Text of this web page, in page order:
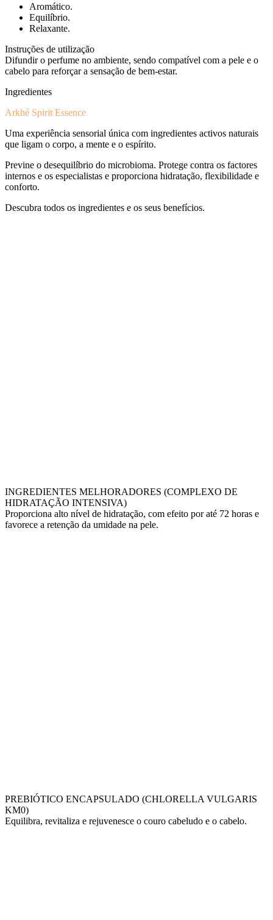
Aromático.
Equilíbrio.
Relaxante.
Instruções de utilização
Difundir o perfume no ambiente, sendo compatível com a pele e o
cabelo para reforçar a sensação de bem-estar.
Ingredientes
Arkhé Spirit Essence
Uma experiência sensorial única com ingredientes activos naturais
que ligam o corpo, a mente e o espírito.
Previne o desequilíbrio do microbioma. Protege contra os factores
internos e os especialistas e proporciona hidratação, flexibilidade e
conforto.
Descubra todos os ingredientes e os seus benefícios.
INGREDIENTES MELHORADORES (COMPLEXO DE
HIDRATAÇÃO INTENSIVA)
Proporciona alto nível de hidratação, com efeito por até 72 horas e
favorece a retenção da umidade na pele.
PREBIÓTICO ENCAPSULADO (CHLORELLA VULGARIS
KM0)
Equilibra, revitaliza e rejuvenesce o couro cabeludo e o cabelo.